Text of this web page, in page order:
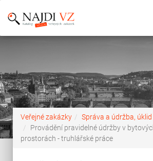
Veřejné zakázky
Správa a údržba, úklid
Provádění pravidelné údržby v
prostorách - truhlářské práce